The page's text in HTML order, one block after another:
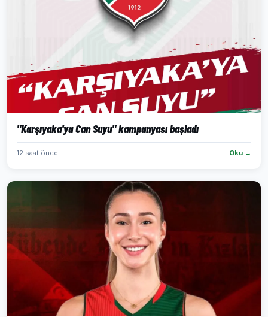
"Karşıyaka'ya Can Suyu" kampanyası başladı
12 saat önce Oku →